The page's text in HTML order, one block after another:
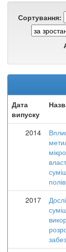
Сортування:
Дата
випуску
2014
2017